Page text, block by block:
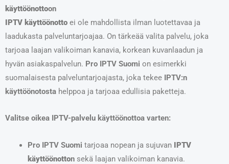
käyttöönottoon
IPTV käyttöönotto ei ole mahdollista ilman luotettavaa ja
laadukasta palveluntarjoajaa. On tärkeää valita palvelu, joka
tarjoaa laajan valikoiman kanavia, korkean kuvanlaadun ja
hyvän asiakaspalvelun. Pro IPTV Suomi on esimerkki
suomalaisesta palveluntarjoajasta, joka tekee IPTV:n
käyttöönotosta helppoa ja tarjoaa edullisia paketteja.
Valitse oikea IPTV-palvelu käyttöönottoa varten:
Pro IPTV Suomi tarjoaa nopean ja sujuvan IPTV
käyttöönottonsekä laajan valikoiman kanavia.